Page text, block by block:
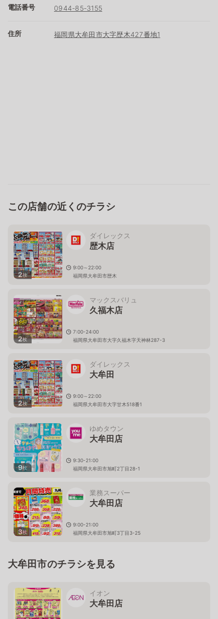
電話番号 0944-85-3155
住所 福岡県大牟田市大字歴木427番地1
この店舗の近くのチラシ
2枚
ダイレックス
歴木店
9:00～22:00
福岡県大牟田市歴木
2枚
マックスバリュ
久福木店
7:00-24:00
福岡県大牟田市大字久福木字天神林287-3
2枚
ダイレックス
大牟田
9:00～22:00
福岡県大牟田市大字甘木518番1
9枚
ゆめタウン
大牟田店
9:30-21:00
福岡県大牟田市旭町2丁目28-1
3枚
業務スーパー
大牟田店
9:00-21:00
福岡県大牟田市旭町3丁目3-25
大牟田市のチラシを見る
イオン
大牟田店